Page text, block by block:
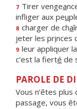
7 Tirer vengea
infliger aux peu
8 charger de cha
jeter les princes
9 leur appliquer
c’est la fierté de
PAROLE DE
Vous n’êtes
passage, vous